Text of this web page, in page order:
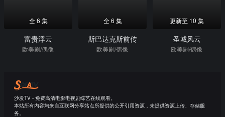
全 6 集
富贵浮云
欧美剧/偶像
全 6 集
斯巴达克斯前传
欧美剧/偶像
更新至 10 集
圣城风云
欧美剧/偶像
沙发TV - 免费高清电影电视剧综艺在线观看。
本站所有内容均来自互联网分享站点所提供的公开引用资源，未提供资源上传、存储服
务。